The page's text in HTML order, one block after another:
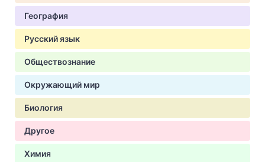
География
Русский язык
Обществознание
Окружающий мир
Биология
Другое
Химия